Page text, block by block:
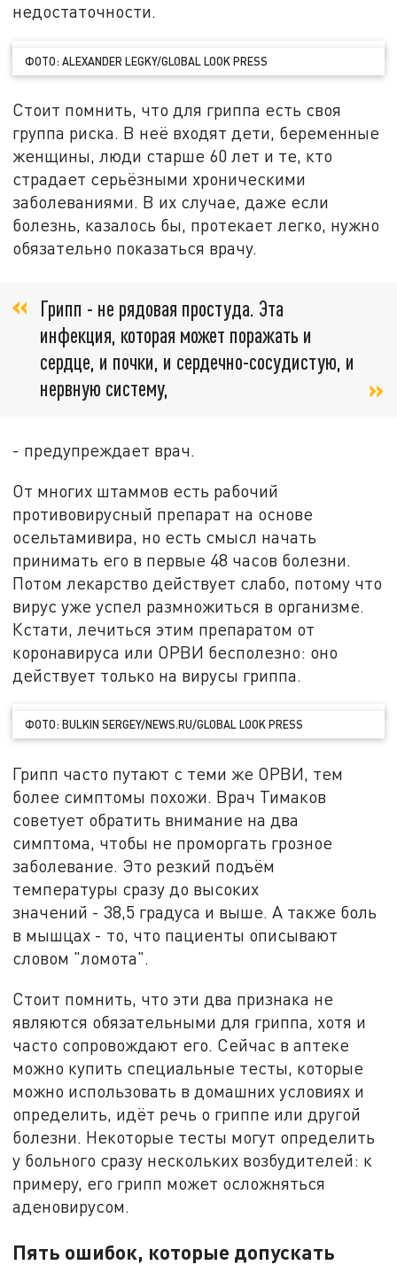
недостаточности.
ФОТО: ALEXANDER LEGKY/GLOBAL LOOK PRESS
Стоит помнить, что для гриппа есть своя
группа риска. В неё входят дети, беременные
женщины, люди старше 60 лет и те, кто
страдает серьёзными хроническими
заболеваниями. В их случае, даже если
болезнь, казалось бы, протекает легко, нужно
обязательно показаться врачу.
Грипп - не рядовая простуда. Эта
инфекция, которая может поражать и
сердце, и почки, и сердечно-сосудистую, и
нервную систему,
- предупреждает врач.
От многих штаммов есть рабочий
противовирусный препарат на основе
осельтамивира, но есть смысл начать
принимать его в первые 48 часов болезни.
Потом лекарство действует слабо, потому что
вирус уже успел размножиться в организме.
Кстати, лечиться этим препаратом от
коронавируса или ОРВИ бесполезно: оно
действует только на вирусы гриппа.
ФОТО: BULKIN SERGEY/NEWS.RU/GLOBAL LOOK PRESS
Грипп часто путают с теми же ОРВИ, тем
более симптомы похожи. Врач Тимаков
советует обратить внимание на два
симптома, чтобы не проморгать грозное
заболевание. Это резкий подъём
температуры сразу до высоких
значений - 38,5 градуса и выше. А также боль
в мышцах - то, что пациенты описывают
словом "ломота".
Стоит помнить, что эти два признака не
являются обязательными для гриппа, хотя и
часто сопровождают его. Сейчас в аптеке
можно купить специальные тесты, которые
можно использовать в домашних условиях и
определить, идёт речь о гриппе или другой
болезни. Некоторые тесты могут определить
у больного сразу нескольких возбудителей: к
примеру, его грипп может осложняться
аденовирусом.
Пять ошибок, которые допускать